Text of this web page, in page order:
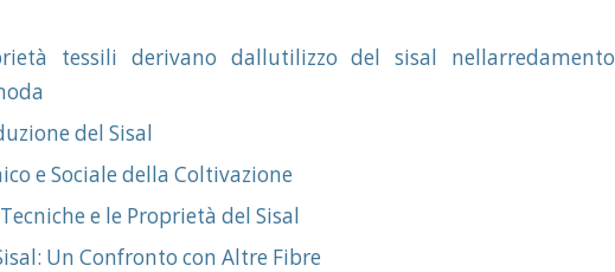
tessili derivano dallutilizzo del sisal nellarredamento
del Sisal
e Sociale della Coltivazione
e le Proprietà del Sisal
Un Confronto con Altre Fibre